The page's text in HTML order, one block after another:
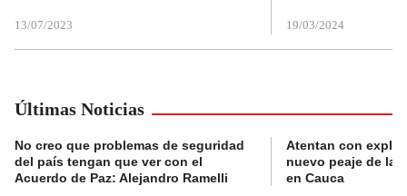
13/07/2023 19/03/2024
Últimas Noticias
No creo que problemas de seguridad
del país tengan que ver con el
Acuerdo de Paz: Alejandro Ramelli
Atentan con
nuevo peaje de la
en Cauca